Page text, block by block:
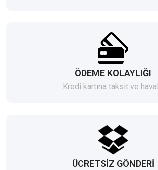
ÖDEME KOLAYLIĞI
Kredi kartına taksit ve
ÜCRETSİZ GÖNDERİ